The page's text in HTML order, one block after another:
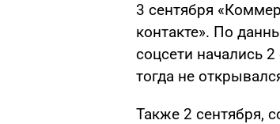
3 сентября
контакте». По
соцсети начались
тогда не
Также 2 сентября,